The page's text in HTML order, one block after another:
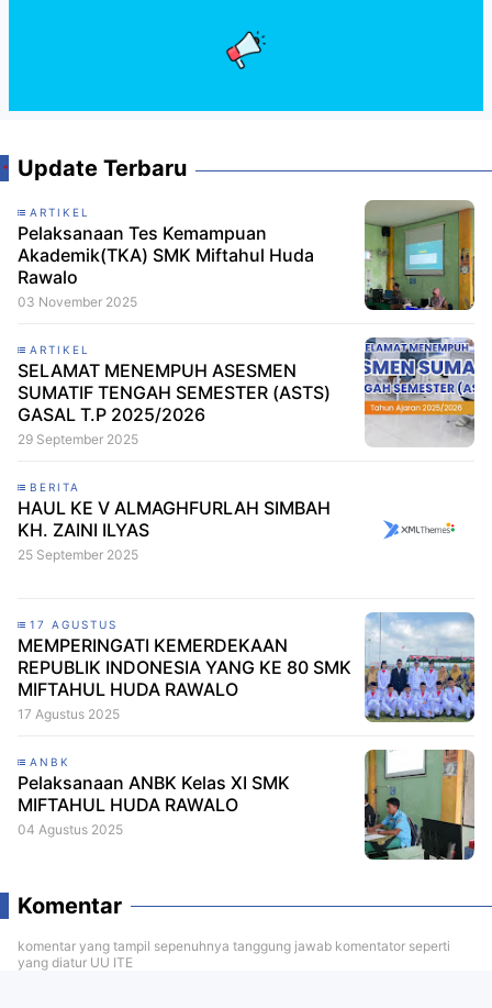
Update Terbaru
ARTIKEL
Pelaksanaan Tes Kemampuan
Akademik(TKA) SMK Miftahul Huda
Rawalo
03 November 2025
ARTIKEL
SELAMAT MENEMPUH ASESMEN
SUMATIF TENGAH SEMESTER (ASTS)
GASAL T.P 2025/2026
29 September 2025
BERITA
HAUL KE V ALMAGHFURLAH SIMBAH
KH. ZAINI ILYAS
25 September 2025
17 AGUSTUS
MEMPERINGATI KEMERDEKAAN
REPUBLIK INDONESIA YANG KE 80 SMK
MIFTAHUL HUDA RAWALO
17 Agustus 2025
ANBK
Pelaksanaan ANBK Kelas XI SMK
MIFTAHUL HUDA RAWALO
04 Agustus 2025
Komentar
komentar yang tampil sepenuhnya tanggung jawab komentator seperti
yang diatur UU ITE